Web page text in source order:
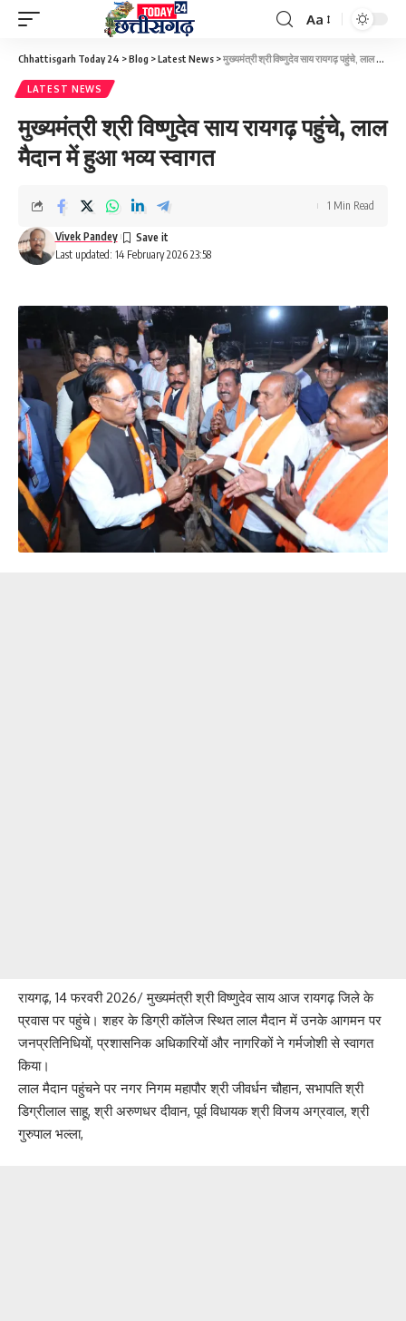
Font
Resizer
Aa
Chhattisgarh Today 24 >Blog >Latest News >मुख्यमंत्री श्री विष्णुदेव साय रायगढ़ पहुंचे, लाल मैदान में हुआ भव्य स्वागत
LATEST NEWS
मुख्यमंत्री श्री विष्णुदेव साय रायगढ़ पहुंचे, लाल
मैदान में हुआ भव्य स्वागत
Last updated: 14 February 2026 23:58
Vivek Pandey
1 Min Read
रायगढ़, 14 फरवरी 2026/ मुख्यमंत्री श्री विष्णुदेव साय आज रायगढ़ जिले के
प्रवास पर पहुंचे। शहर के डिग्री कॉलेज स्थित लाल मैदान में उनके आगमन पर
जनप्रतिनिधियों, प्रशासनिक अधिकारियों और नागरिकों ने गर्मजोशी से स्वागत
किया।
लाल मैदान पहुंचने पर नगर निगम महापौर श्री जीवर्धन चौहान, सभापति श्री
डिग्रीलाल साहू, श्री अरुणधर दीवान, पूर्व विधायक श्री विजय अग्रवाल, श्री
गुरुपाल भल्ला,